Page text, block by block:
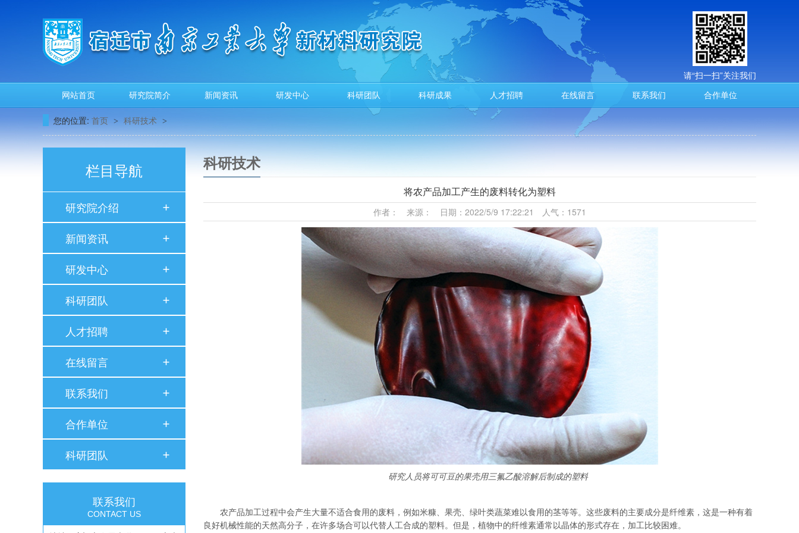
请“扫一扫”关注我们
网站首页
研究院简介 新闻资讯 研发中心 科研团队 科研成果 人才招聘 在线留言 联系我们 合作单位
您的位置: 首页 > 科研技术 >
栏目导航
研究院介绍
新闻资讯
研发中心
科研团队
人才招聘
在线留言
联系我们
合作单位
科研团队
联系我们
CONTACT US
科研技术
将农产品加工产生的废料转化为塑料
作者： 来源： 日期：2022/5/9 17:22:21 人气：1571
研究人员将可可豆的果壳用三氟乙酸溶解后制成的塑料
农产品加工过程中会产生大量不适合食用的废料，例如米糠、果壳、绿叶类蔬菜难以食用的茎等等。这些废料的主要成分是纤维素，这是一种有着
良好机械性能的天然高分子，在许多场合可以代替人工合成的塑料。但是，植物中的纤维素通常以晶体的形式存在，加工比较困难。